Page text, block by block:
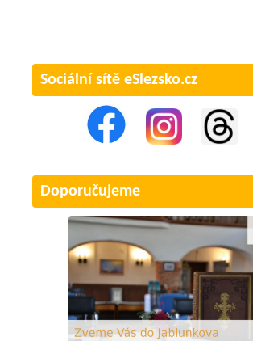
Sociální sítě eSlezsko.cz
Doporučujeme